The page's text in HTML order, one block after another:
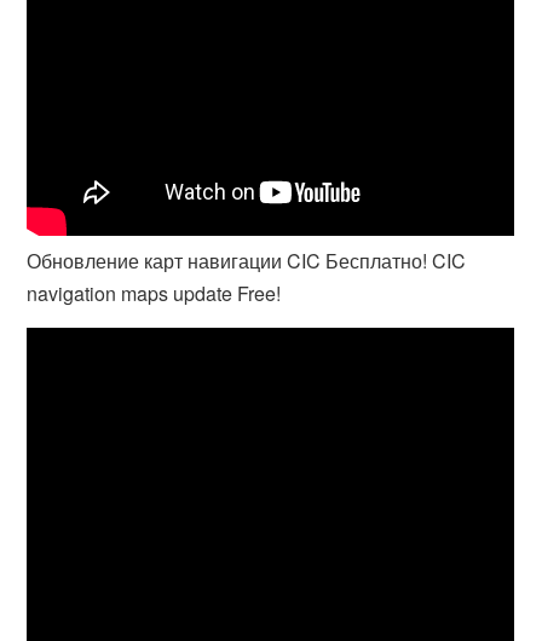
Обновление карт навигации CIC Бесплатно! CIC
navigation maps update Free!